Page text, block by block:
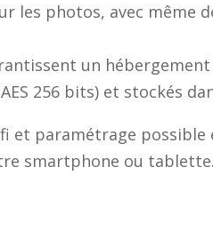
les photos, avec
un
256 bits) et stockés
et paramétrage
smartphone ou